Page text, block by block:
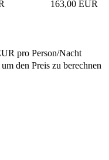
163,00 EUR
pro Person/Nacht
um den Preis zu berechnen